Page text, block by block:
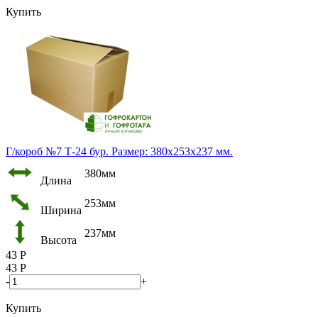
Купить
Г/короб №7 Т-24 бур. Размер: 380х253х237 мм.
Длина
380мм
Ширина
253мм
Высота
237мм
43 Р
43 Р
-
+
Купить